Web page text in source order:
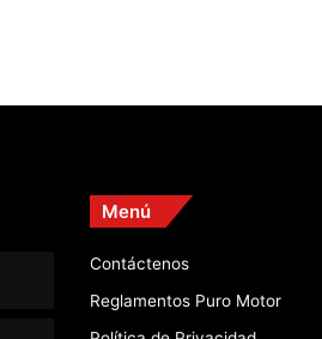
Menú
Contáctenos
Reglamentos Puro Motor